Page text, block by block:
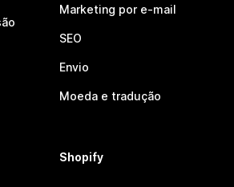
Marketing por e-mail
SEO
Envio
Moeda e tradução
Shopify